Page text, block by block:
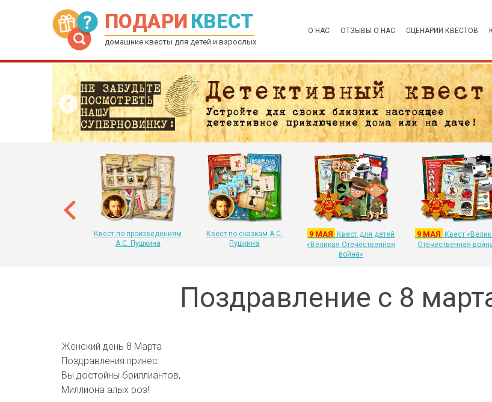
ПОДАРИ КВЕСТ
домашние квесты для детей и взрослых
О НАС ОТЗЫВЫ О НАС СЦЕНАРИИ КВЕСТОВ
Квест по произведениям
А.С. Пушкина
Квест по сказкам А.С.
Пушкина
9 МАЯ Квест для детей
«Великая Отечественная
война»
9 МАЯ Квест
Отечественная
Поздравление с 8
Женский день 8 Марта
Поздравления принес:
Вы достойны бриллиантов,
Миллиона алых роз!